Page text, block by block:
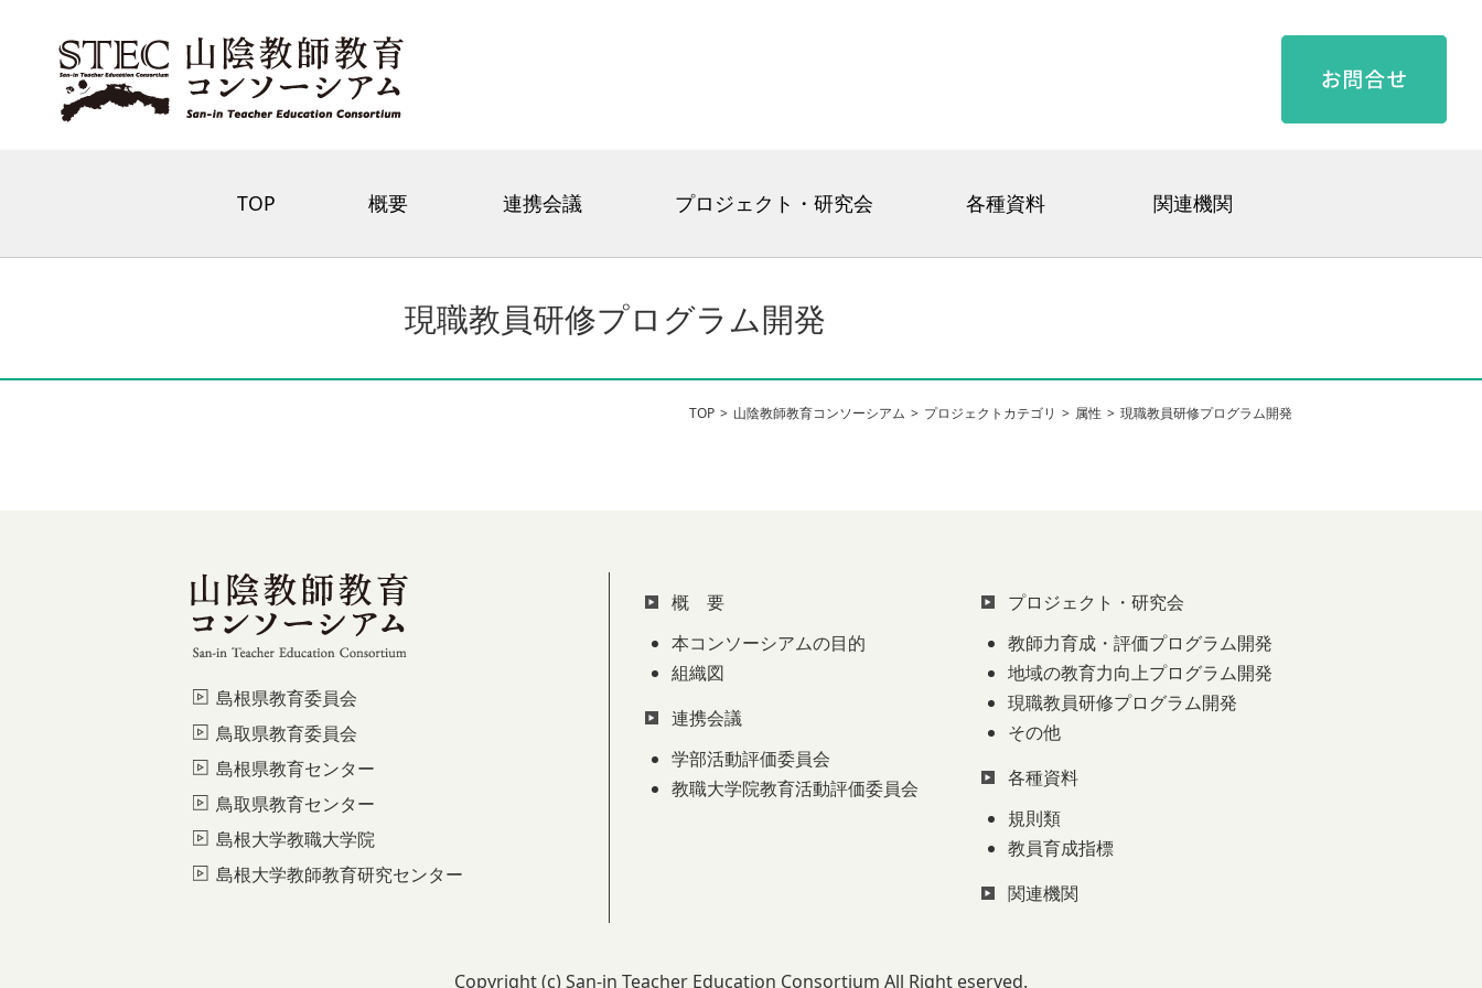
TOP 概要 連携会議 プロジェクト・研究会 各種資料 関連機関
現職教員研修プログラム開発
TOP 山陰教師教育コンソーシアム プロジェクトカテゴリ 属性 現職教員研修プログラム開発
島根県教育委員会
鳥取県教育委員会
島根県教育センター
鳥取県教育センター
島根大学教職大学院
島根大学教師教育研究センター
概 要
本コンソーシアムの目的
組織図
連携会議
学部活動評価委員会
教職大学院教育活動評価委員会
プロジェクト・研究会
教師力育成・評価プログラム開発
地域の教育力向上プログラム開発
現職教員研修プログラム開発
その他
各種資料
規則類
教員育成指標
関連機関
Copyright (c) San-in Teacher Education Consortium All Right eserved.